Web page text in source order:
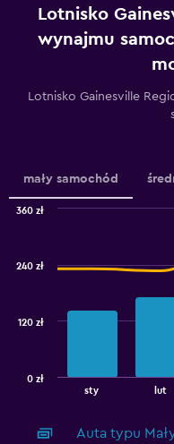
Range:
categories.
has
values.
Range:
120
Lotnisko
wynajmu
Lotnisko Gainesville
mały samochód
displaying
sty lut
0 zł
120 zł
240 zł
360 zł
Auta typu